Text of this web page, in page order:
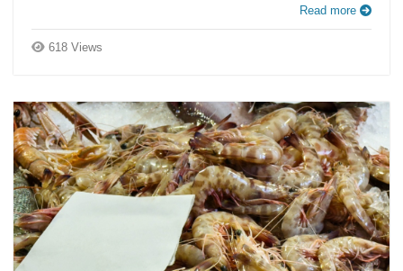
Read more
618 Views